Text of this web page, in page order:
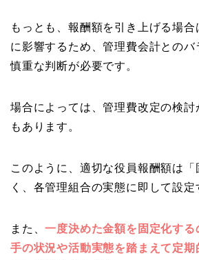
もっとも、報酬額を引き上げる場
に影響するため、管理費会計とのバ
慎重な判断が必要です。
場合によっては、管理費改定の検討
もあります。
このように、適切な役員報酬額は「
く、各管理組合の実態に即して設定
また、一度決めた金額を固定化する
手の状況や活動実態を踏まえて定期